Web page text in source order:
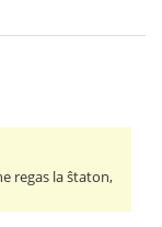
regas la ŝtaton,